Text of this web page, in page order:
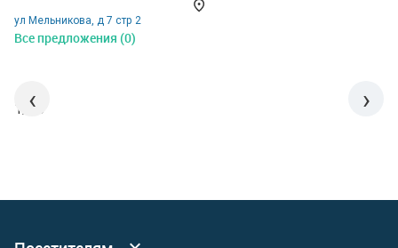
ул Мельникова, д 7 стр 2
Все предложения (0)
‹ ›
1/15